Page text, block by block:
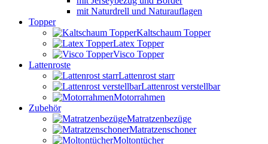
mit Naturdrell und Naturauflagen
Topper
Kaltschaum Topper
Latex Topper
Visco Topper
Lattenroste
Lattenrost starr
Lattenrost verstellbar
Motorrahmen
Zubehör
Matratzenbezüge
Matratzenschoner
Moltontücher